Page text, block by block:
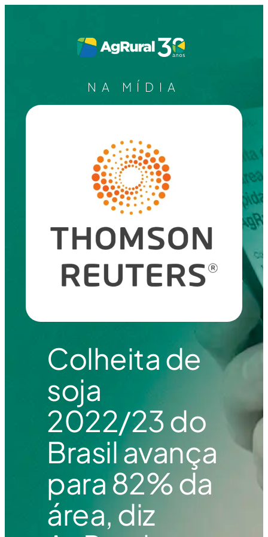
NA MÍDIA
Colheita de
soja
2022/23 do
Brasil avança
para 82% da
área, diz